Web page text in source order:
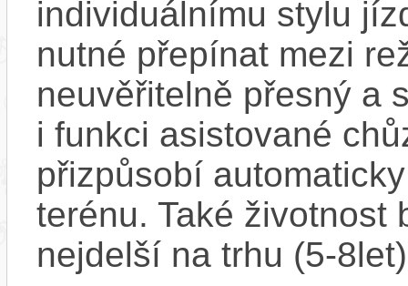
individuálnímu stylu
nutné přepínat mezi
neuvěřitelně přesný a
i funkci asistované
přizpůsobí
terénu. Také životnost
nejdelší na trhu (5-